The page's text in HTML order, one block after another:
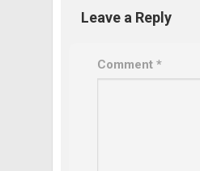
Leave a Reply
Comment *